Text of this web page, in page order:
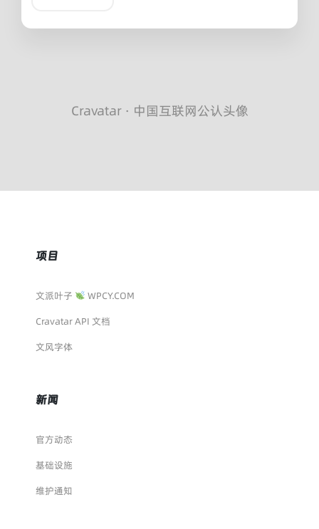
Cravatar · 中国互联网公认头像
项目
文派叶子
WPCY.COM
Cravatar API 文档
文风字体
新闻
官方动态
基础设施
维护通知